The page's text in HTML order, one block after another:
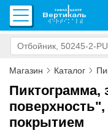
Магазин Каталог
Пиктограмма,
покрытием